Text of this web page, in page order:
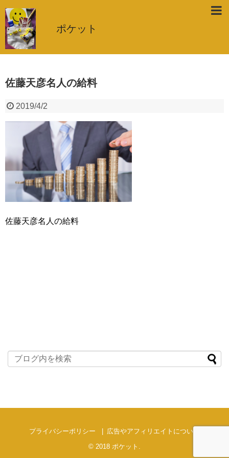
ポケット
佐藤天彦名人の給料
2019/4/2
佐藤天彦名人の給料
プライバシーポリシー
広告やアフィリエイトについて
© 2018 ポケット